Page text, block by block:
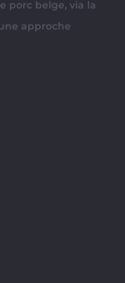
porc belge, via la
approche